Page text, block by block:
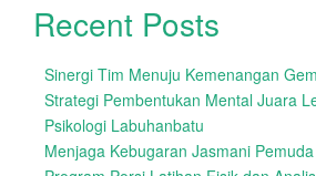
Recent Posts
Sinergi Tim Menuju Kemenangan
Strategi Pembentukan Mental Juara
Psikologi Labuhanbatu
Menjaga Kebugaran Jasmani